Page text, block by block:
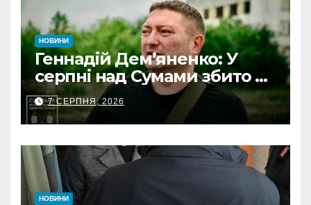
НОВИНИ
Геннадій Дем’яненко: У
серпні над Сумами збито 6
КАБів
7 СЕРПНЯ, 2026
НОВИНИ